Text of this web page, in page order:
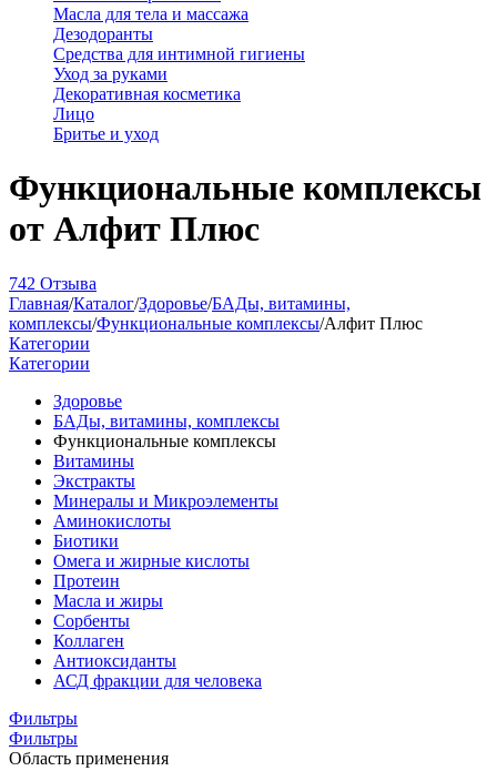
Масла для тела и массажа
Дезодоранты
Средства для интимной гигиены
Уход за руками
Декоративная косметика
Лицо
Бритье и уход
Функциональные комплексы
от Алфит Плюс
742 Отзыва
Главная/Каталог/Здоровье/БАДы, витамины,
комплексы/Функциональные комплексы/Алфит Плюс
Категории
Категории
Здоровье
БАДы, витамины, комплексы
Функциональные комплексы
Витамины
Экстракты
Минералы и Микроэлементы
Аминокислоты
Биотики
Омега и жирные кислоты
Протеин
Масла и жиры
Сорбенты
Коллаген
Антиоксиданты
АСД фракции для человека
Фильтры
Фильтры
Область применения